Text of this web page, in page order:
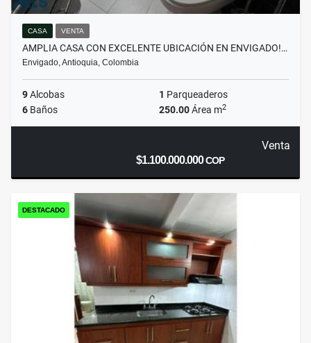
CASA VENTA
AMPLIA CASA CON EXCELENTE UBICACIÓN EN ENVIGADO!…
Envigado, Antioquia, Colombia
9Alcobas 1 Parqueaderos
6 Baños 250.00Área m2
Venta
$1.100.000.000COP
DESTACADO